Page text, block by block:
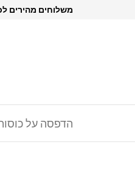
משלוחים מהירים
הדפסה על